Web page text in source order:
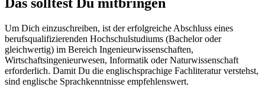
Um Dich einzuschreiben, ist der erfolgreiche Abschluss eines
berufsqualifizierenden Hochschulstudiums (Bachelor oder
gleichwertig) im Bereich Ingenieurwissenschaften,
Wirtschaftsingenieurwesen, Informatik oder Naturwissenschaft
erforderlich. Damit Du die englischsprachige Fachliteratur verstehst,
sind englische Sprachkenntnisse empfehlenswert.